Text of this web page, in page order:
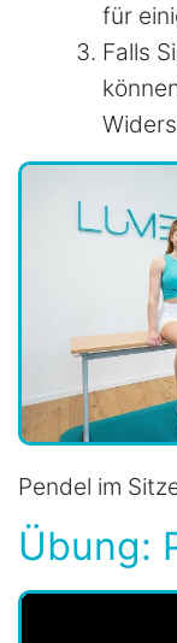
für
Falls
Pendel im
Übung: